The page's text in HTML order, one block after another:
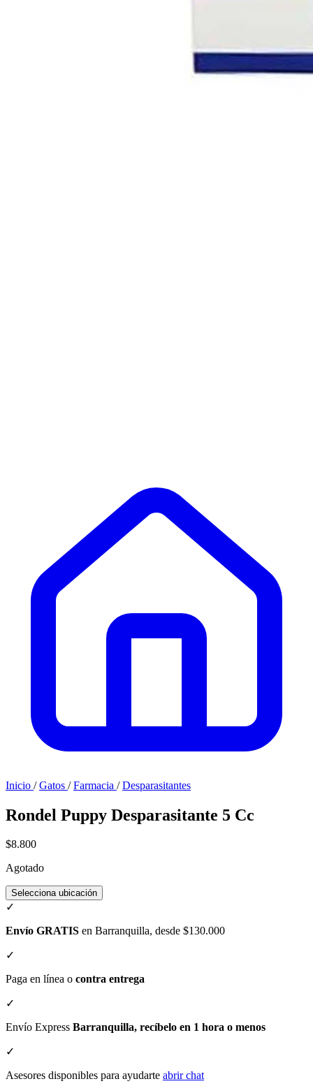
Inicio / Gatos / Farmacia / Desparasitantes
Rondel Puppy Desparasitante 5 Cc
$8.800
Agotado
Selecciona ubicación
✓
Envío GRATIS en Barranquilla, desde $130.000
✓
Paga en línea o contra entrega
✓
Envío Express Barranquilla, recíbelo en 1 hora o menos
✓
Asesores disponibles para ayudarte abrir chat